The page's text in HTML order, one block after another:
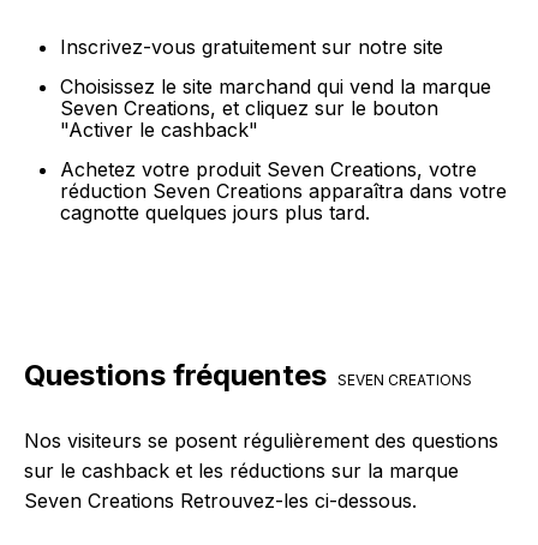
Inscrivez-vous gratuitement sur notre site
Choisissez le site marchand qui vend la marque
Seven Creations, et cliquez sur le bouton
"Activer le cashback"
Achetez votre produit Seven Creations, votre
réduction Seven Creations apparaîtra dans votre
cagnotte quelques jours plus tard.
Questions fréquentes SEVEN CREATIONS
Nos visiteurs se posent régulièrement des questions
sur le cashback et les réductions sur la marque
Seven Creations Retrouvez-les ci-dessous.